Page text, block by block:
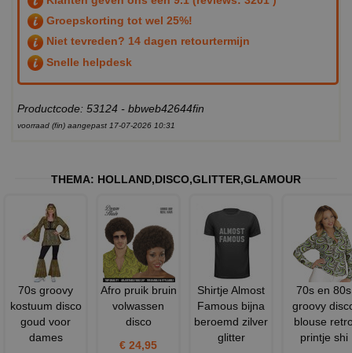
Groepskorting tot wel 25%!
Niet tevreden? 14 dagen retourtermijn
Snelle helpdesk
Productcode: 53124 - bbweb42644fin
voorraad (fin) aangepast 17-07-2026 10:31
THEMA: HOLLAND,DISCO,GLITTER,GLAMOUR
70s groovy
kostuum disco
goud voor
dames
Afro pruik bruin
volwassen
disco
€ 24,95
Shirtje Almost
Famous bijna
beroemd zilver
glitter
70s en 80s
groovy
blouse
printje shi